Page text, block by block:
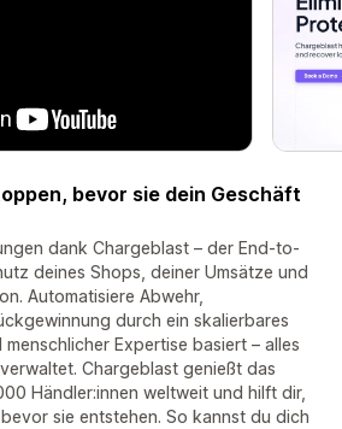
bevor sie dein Geschäft
dank Chargeblast – der End-to-
deines Shops, deiner Umsätze und
Automatisiere Abwehr,
durch ein skalierbares
Expertise basiert – alles
Chargeblast genießt das
Händler:innen weltweit und hilft dir,
sie entstehen. So kannst du dich